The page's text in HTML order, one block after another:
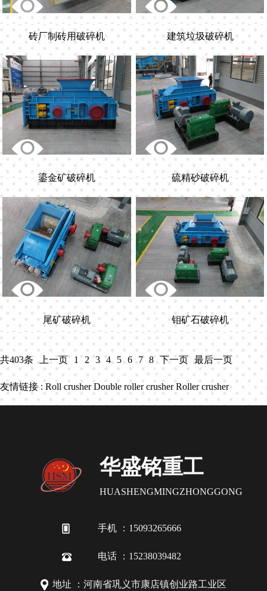
砖厂制砖用破碎机 建筑垃圾破碎机
鎏金矿破碎机 硫精砂破碎机
尾矿破碎机 钼矿石破碎机
共403条 上一页 1 2 3 4 5 6 7 8 下一页 最后一页
友情链接: Roll crusher Double roller crusher Roller crusher
华盛铭重工
HUASHENGMINGZHONGGONG
手机 ：15093265666
电话 ：15238039482
地址 ：河南省巩义市康店镇创业路工业区